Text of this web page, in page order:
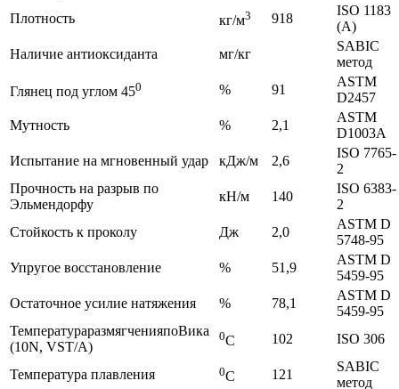
Плотность кг/м3 918
ISO 1183
(А)
Наличие антиоксиданта
мг/кг
SABIC
метод
Глянец под углом 450 % 91
ASTM
D2457
Мутность
% 2,1
ASTM
D1003А
Испытание на мгновенный удар
кДж/м 2,6
ISO 7765-
2
Прочность на разрыв по
Эльмендорфу
кН/м 140
ISO 6383-
2
Стойкость к проколу
Дж 2,0
ASTM D
5748-95
Упругое восстановление
% 51,9
ASTM D
5459-95
Остаточное усилие натяжения
% 78,1
ASTM D
5459-95
ТемператураразмягченияпоВика
(10N, VST/А)
0С 102 ISO 306
Температура плавления 0С 121
SABIC
метод